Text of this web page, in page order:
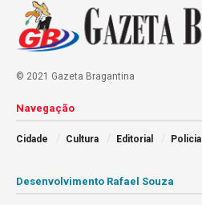
© 2021 Gazeta Bragantina
Navegação
Cidade Cultura Editorial Policial
Desenvolvimento Rafael Souza